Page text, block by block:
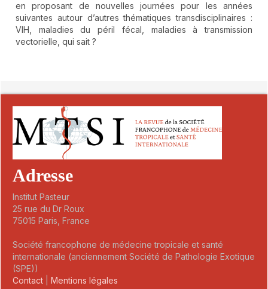
en proposant de nouvelles journées pour les années
suivantes autour d’autres thématiques transdisciplinaires :
VIH, maladies du péril fécal, maladies à transmission
vectorielle, qui sait ?
Adresse
Institut Pasteur
25 rue du Dr Roux
75015 Paris, France
Société francophone de médecine tropicale et santé
internationale (anciennement Société de Pathologie Exotique
(SPE))
Contact
Mentions légales